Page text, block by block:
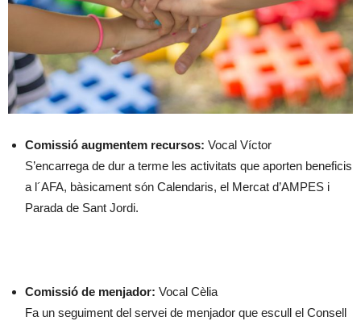
Comissió augmentem recursos: Vocal Víctor
S’encarrega de dur a terme les activitats que aporten beneficis
a l´AFA, bàsicament són Calendaris, el Mercat d’AMPES i
Parada de Sant Jordi.
Comissió de menjador: Vocal Cèlia
Fa un seguiment del servei de menjador que escull el Consell